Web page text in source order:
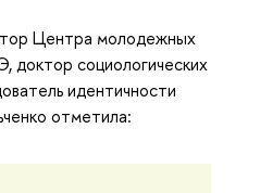
Центра молодежных
социологических
идентичности
отметила: